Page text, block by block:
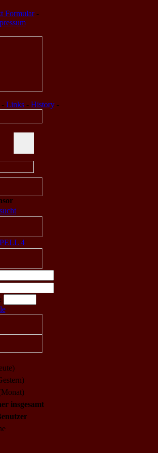
Formular-
- Links- History-
insgesamt